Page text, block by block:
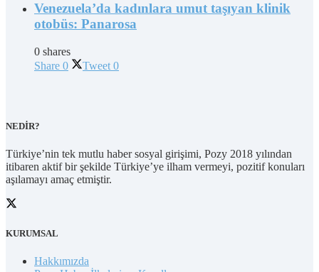
Venezuela’da kadınlara umut taşıyan klinik
otobüs: Panarosa
0 shares
Share 0 Tweet 0
NEDİR?
Türkiye’nin tek mutlu haber sosyal girişimi, Pozy 2018 yılından
itibaren aktif bir şekilde Türkiye’ye ilham vermeyi, pozitif konuları
aşılamayı amaç etmiştir.
KURUMSAL
Hakkımızda